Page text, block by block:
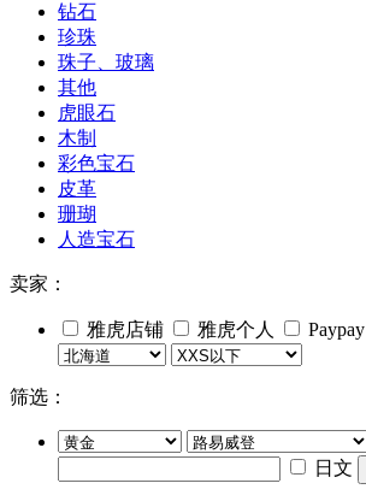
钻石
珍珠
珠子、玻璃
其他
虎眼石
木制
彩色宝石
皮革
珊瑚
人造宝石
卖家：
雅虎店铺 雅虎个人 Paypay
筛选：
日文